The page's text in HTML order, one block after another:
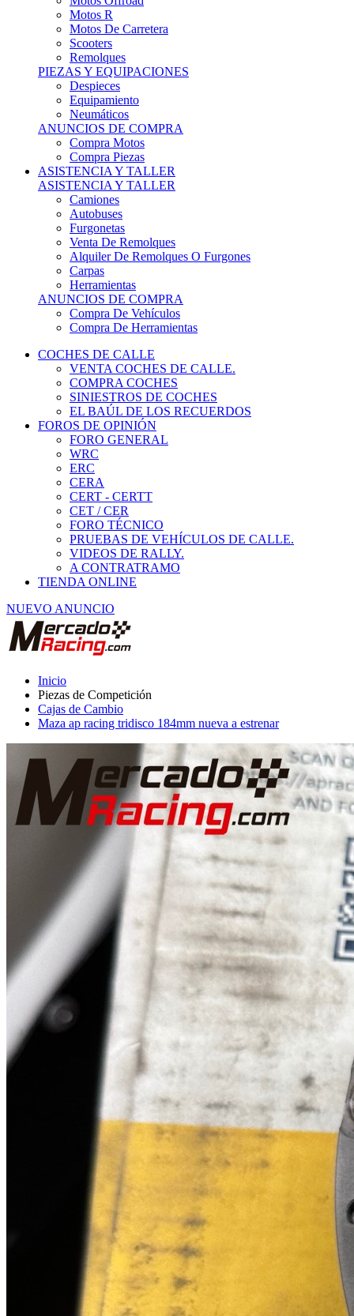
Motos R
Motos De Carretera
Scooters
Remolques
PIEZAS Y EQUIPACIONES
Despieces
Equipamiento
Neumáticos
ANUNCIOS DE COMPRA
Compra Motos
Compra Piezas
ASISTENCIA Y TALLER
ASISTENCIA Y TALLER
Camiones
Autobuses
Furgonetas
Venta De Remolques
Alquiler De Remolques O Furgones
Carpas
Herramientas
ANUNCIOS DE COMPRA
Compra De Vehículos
Compra De Herramientas
COCHES DE CALLE
VENTA COCHES DE CALLE.
COMPRA COCHES
SINIESTROS DE COCHES
EL BAÚL DE LOS RECUERDOS
FOROS DE OPINIÓN
FORO GENERAL
WRC
ERC
CERA
CERT - CERTT
CET / CER
FORO TÉCNICO
PRUEBAS DE VEHÍCULOS DE CALLE.
VIDEOS DE RALLY.
A CONTRATRAMO
TIENDA ONLINE
NUEVO ANUNCIO
Inicio
Piezas de Competición
Cajas de Cambio
Maza ap racing tridisco 184mm nueva a estrenar